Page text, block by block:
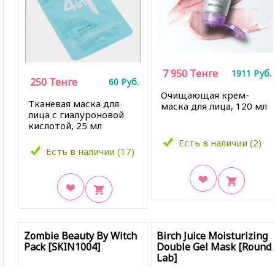
Тканевая маска для
лица с гиалуроновой
кислотой, 25 мл
Есть в наличии (17)
250 Тенге 60 Руб.
Очищающая крем-
маска для лица, 120 мл
Есть в наличии (2)
7 950 Тенге 1911 Руб.
Zombie Beauty By Witch
Pack [SKIN1004]
Birch Juice Moisturizing
Double Gel Mask [Round
Lab]